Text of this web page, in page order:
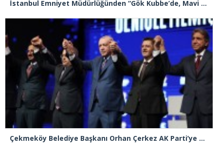
İstanbul Emniyet Müdürlüğünden “Gök Kubbe’de, Mavi Vatan’da, Şanlı Topraklarda: İstanbul Emniyeti Her Yerde” paylaşımı
Çekmeköy Belediye Başkanı Orhan Çerkez AK Parti’ye katıldı